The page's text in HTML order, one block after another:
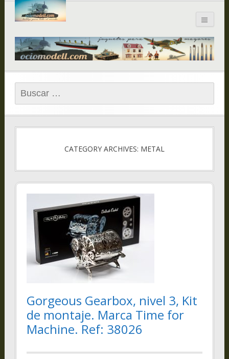
ociomodell.com
Buscar:
CATEGORY ARCHIVES: METAL
Gorgeous Gearbox, nivel 3, Kit
de montaje. Marca Time for
Machine. Ref: 38026